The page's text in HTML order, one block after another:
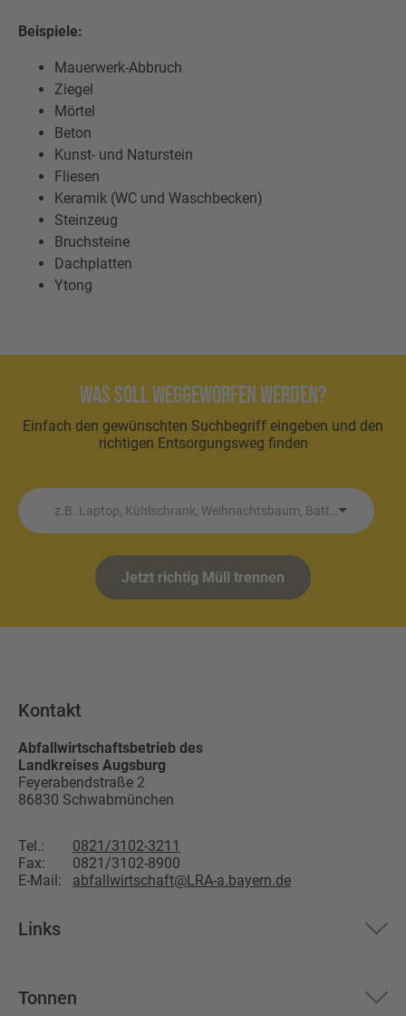
Beispiele:
Mauerwerk-Abbruch
Ziegel
Mörtel
Beton
Kunst- und Naturstein
Fliesen
Keramik (WC und Waschbecken)
Steinzeug
Bruchsteine
Dachplatten
Ytong
Was soll weggeworfen werden?
Einfach den gewünschten Suchbegriff eingeben und den
richtigen Entsorgungsweg finden
Jetzt richtig Müll trennen
Kontakt
Abfallwirtschaftsbetrieb des
Landkreises Augsburg
Feyerabendstraße 2
86830 Schwabmünchen
Tel.:
0821/3102-3211
Fax:
0821/3102-8900
E-Mail:
abfallwirtschaft@LRA-a.bayern.de
Links
Über uns
Tonnen